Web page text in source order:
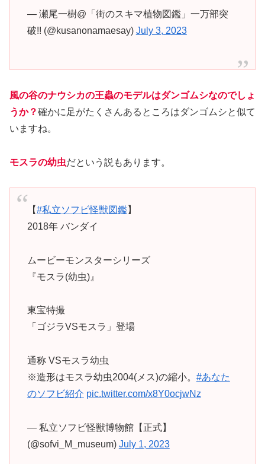
— 瀬尾一樹@「街のスキマ植物図鑑」一万部突
破!! (@kusanonamaesay) July 3, 2023
風の谷のナウシカの王蟲のモデルはダンゴムシなのでしょ
うか？確かに足がたくさんあるところはダンゴムシと似て
いますね。
モスラの幼虫だという説もあります。
【#私立ソフビ怪獣図鑑】
2018年 バンダイ
ムービーモンスターシリーズ
『モスラ(幼虫)』
東宝特撮
「ゴジラVSモスラ」登場
通称 VSモスラ幼虫
※造形はモスラ幼虫2004(メス)の縮小。 #あなた
のソフビ紹介 pic.twitter.com/x8Y0ocjwNz
— 私立ソフビ怪獣博物館【正式】
(@sofvi_M_museum) July 1, 2023